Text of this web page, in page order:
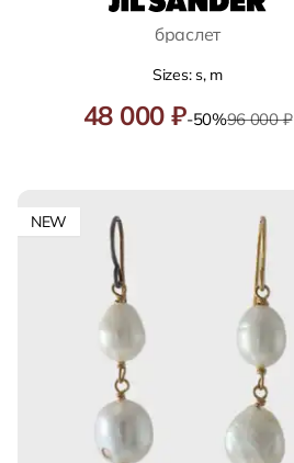
браслет
Sizes: s, m
48 000 ₽-50%96 000 ₽
NEW